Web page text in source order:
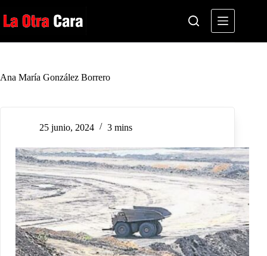
al
contenido
Ana María González Borrero
25 junio, 2024 3 mins